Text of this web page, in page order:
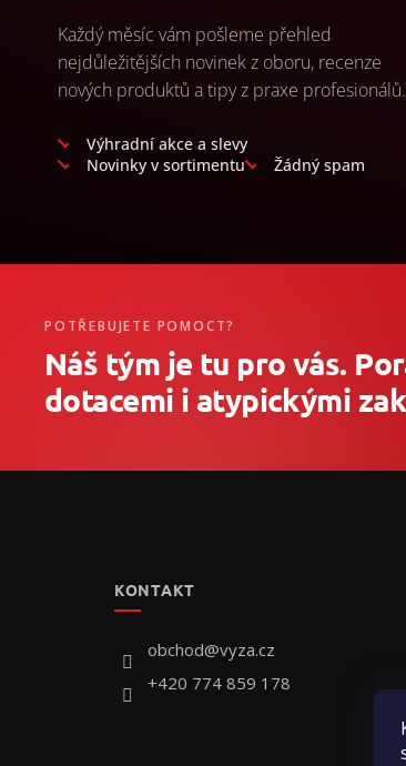
Každý měsíc vám pošleme přehled
nejdůležitějších novinek z oboru, recenze
nových produktů a tipy z praxe profesionálů.
Výhradní akce a slevy
Novinky v sortimentu
Žádný spam
POTŘEBUJETE POMOCT?
Náš tým je tu pro vás.
dotacemi i atypickými
KONTAKT
obchod@vyza.cz
+420 774 859 178